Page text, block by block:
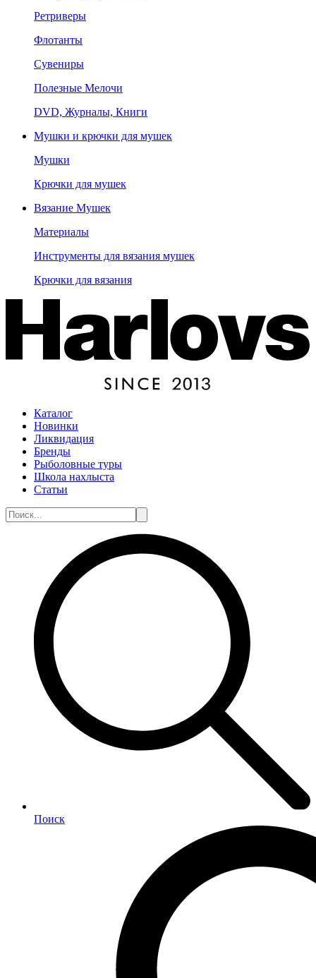
Ретриверы
Флотанты
Сувениры
Полезные Мелочи
DVD, Журналы, Книги
Мушки и крючки для мушек
Мушки
Крючки для мушек
Вязание Мушек
Материалы
Инструменты для вязания мушек
Крючки для вязания
Каталог
Новинки
Ликвидация
Бренды
Рыболовные туры
Школа нахлыста
Статьи
Поиск